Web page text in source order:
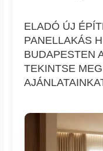
ELADÓ ÚJ
PANELLAKÁS
BUDAPESTEN
TEKINTSE